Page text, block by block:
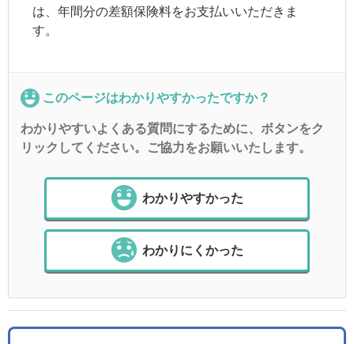
は、年間分の差額保険料をお支払いいただきま
す。
このページはわかりやすかったですか？
わかりやすいよくある質問にするために、ボタンをク
リックしてください。ご協力をお願いいたします。
わかりやすかった
わかりにくかった